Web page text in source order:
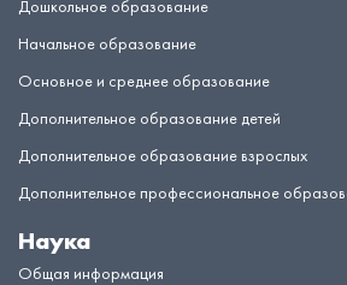
Дошкольное образование
Начальное образование
Основное и среднее образование
Дополнительное образование детей
Дополнительное образование взрослых
Дополнительное профессиональное
Наука
Общая информация